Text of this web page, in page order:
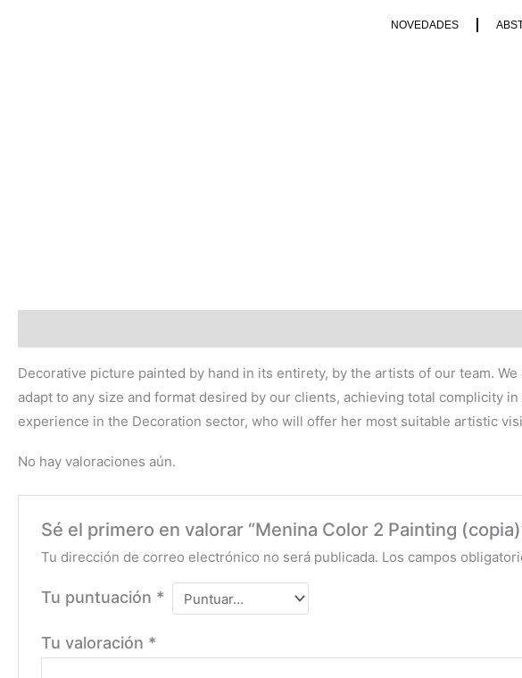
NOVEDADES
Decorative picture painted by hand in its entirety, by the artists of our team.
adapt to any size and format desired by our clients, achieving total complicity
experience in the Decoration sector, who will offer her most suitable artistic
No hay valoraciones aún.
Sé el primero en valorar “Menina Color 2 Painting
Tu dirección de correo electrónico no será publicada. Los campos
Tu puntuación *
Tu valoración *